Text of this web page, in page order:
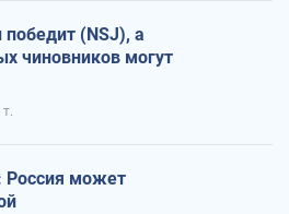
(NSJ), а
чиновников могут
т.
Россия может